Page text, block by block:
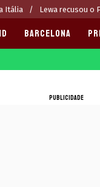
Itália Lewa recusou o
BARCELONA
PUBLICIDADE